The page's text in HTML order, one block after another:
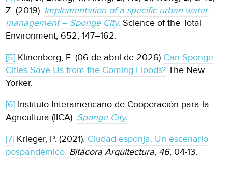
Z. (2019). Implementation of a specific urban water
management – Sponge City. Science of the Total
Environment, 652, 147–162.
[5] Klinenberg, E. (06 de abril de 2026) Can Sponge
Cities Save Us from the Coming Floods? The New
Yorker.
[6] Instituto Interamericano de Cooperación para la
Agricultura (IICA). Sponge City.
[7] Krieger, P. (2021). Ciudad esponja. Un escenario
pospandémico. Bitácora Arquitectura, 46, 04-13.